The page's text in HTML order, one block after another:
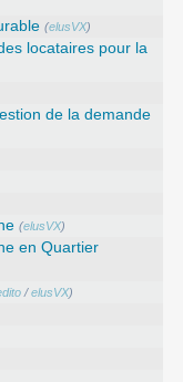
(elusVX)
locataires pour la
de la demande
(elusVX)
en Quartier
/elusVX)